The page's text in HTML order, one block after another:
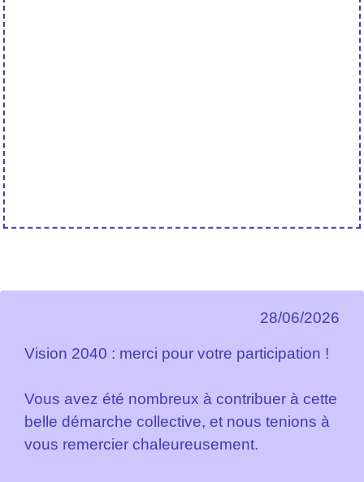
28/06/2026
Vision 2040 : merci pour votre participation !
Vous avez été nombreux à contribuer à cette
belle démarche collective, et nous tenions à
vous remercier chaleureusement.